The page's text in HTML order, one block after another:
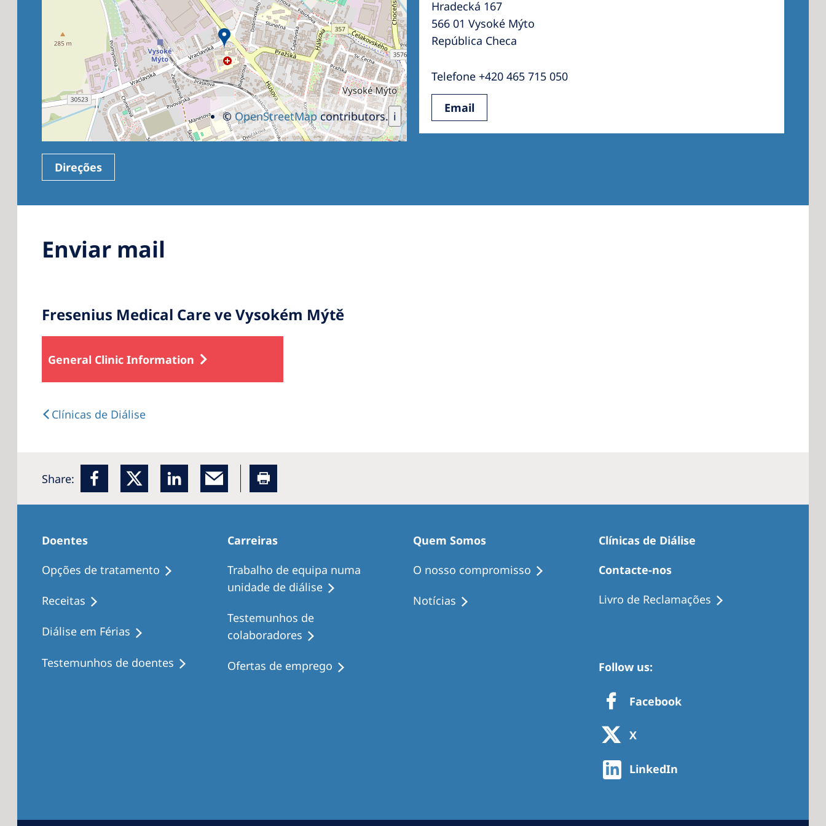
Romania
Russia
Asia Pacific
Asia Pacific
Australia
Philippines
i
© OpenStreetMapcontributors.
Direções
Hradecká 167
566 01 Vysoké Mýto
República Checa
Telefone +420 465 715 050
Email
Enviar mail
Fresenius Medical Care ve Vysokém Mýtě
General Clinic Information
Clínicas de Diálise
Share:
Doentes
Opções de tratamento
Receitas
Diálise em Férias
Testemunhos de doentes
Carreiras
Trabalho de equipa numa
unidade de diálise
Testemunhos de
colaboradores
Ofertas de emprego
Quem Somos
O nosso compromisso
Notícias
Clínicas de Diálise
Contacte-nos
Livro de Reclamações
Follow us:
Facebook
X
LinkedIn